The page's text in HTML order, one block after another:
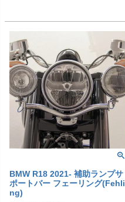
BMW R18 2021- 補助ランプサ
ポートバー フェーリング(Fehli
ng)